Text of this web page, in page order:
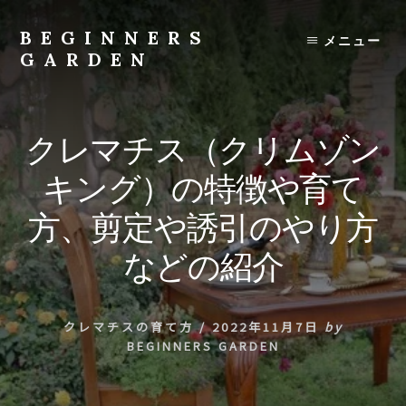
content
BEGINNERS
GARDEN
物
の
種
類
や
育
て
方
の
紹
介
を
行
い
メニュー
クレマチス（クリムゾン
キング）の特徴や育て
方、剪定や誘引のやり方
などの紹介
クレマチスの育て方/ 2022年11月7日 by
BEGINNERS GARDEN